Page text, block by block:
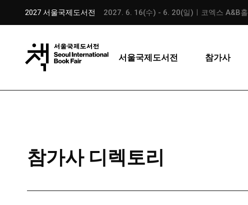
2027 서울국제도서전 2027. 6. 16(수) - 6. 20(일)ㅣ코엑스 A&B홀
서울국제도서전 참가사
참가사 디렉토리